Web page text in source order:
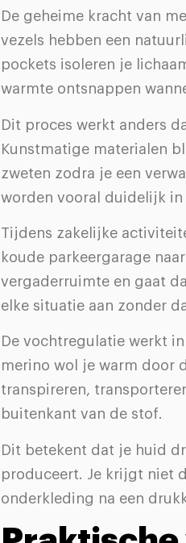
De geheime kracht van
vezels hebben een
pockets isoleren je
warmte ontsnappen
Dit proces werkt anders
Kunstmatige materialen
zweten zodra je een
worden vooral duidelijk in
Tijdens zakelijke
koude parkeergarage
vergaderruimte en gaat
elke situatie aan zonder
De vochtregulatie werkt
merino wol je warm door
transpireren,
buitenkant van de stof.
Dit betekent dat je huid
produceert. Je krijgt niet
onderkleding na een